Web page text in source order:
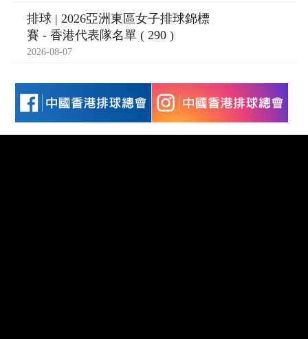
排球 | 2026亞洲東區女子排球錦標
賽 - 香港代表隊名單 ( 290 )
2026-08-07